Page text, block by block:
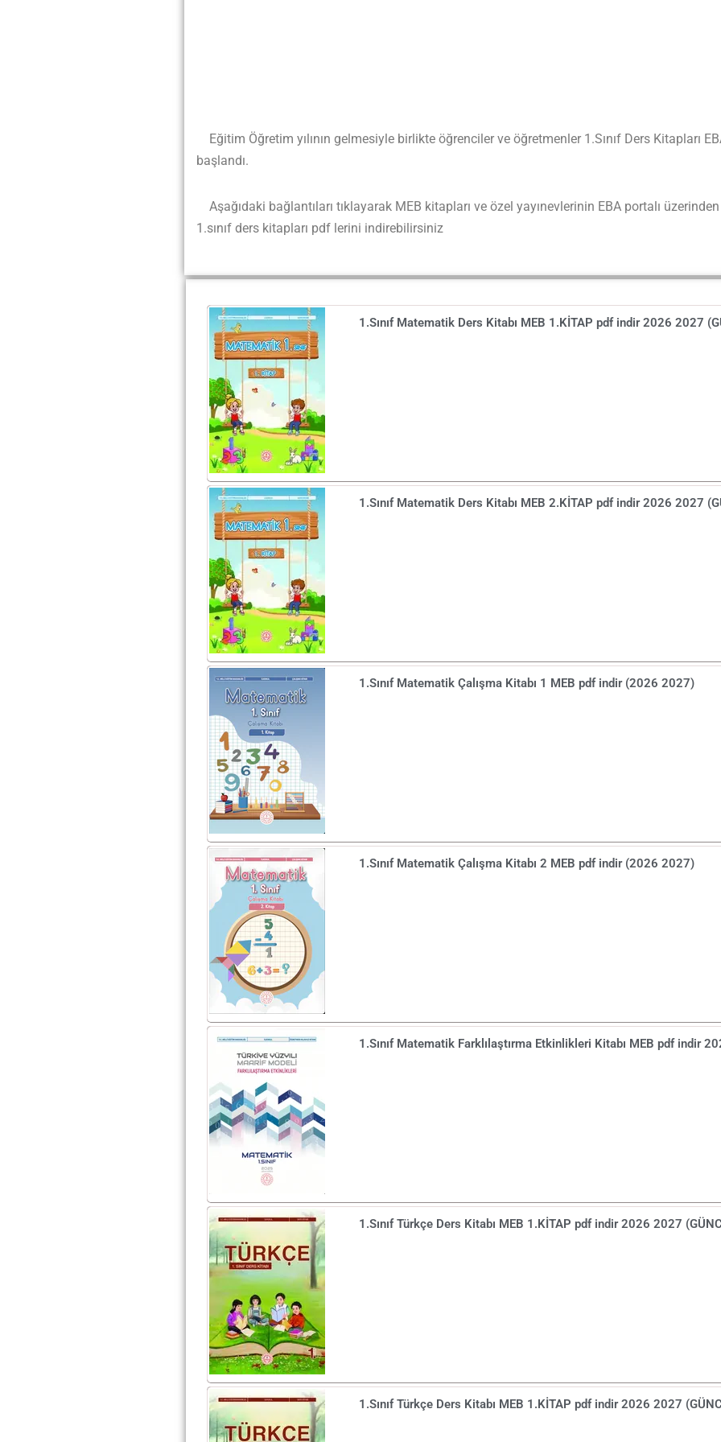
Eğitim Öğretim yılının gelmesiyle birlikte öğrenciler ve öğretmenler 1.Sınıf Ders Kitapları
başlandı.
Aşağıdaki bağlantıları tıklayarak MEB kitapları ve özel yayınevlerinin EBA portalı üzerinden
1.sınıf ders kitapları pdf lerini indirebilirsiniz
1.Sınıf Matematik Ders Kitabı MEB 1.KİTAP pdf indir 2026 2027
1.Sınıf Matematik Ders Kitabı MEB 2.KİTAP pdf indir 2026 2027
1.Sınıf Matematik Çalışma Kitabı 1 MEB pdf indir (2026 2027)
1.Sınıf Matematik Çalışma Kitabı 2 MEB pdf indir (2026 2027)
1.Sınıf Matematik Farklılaştırma Etkinlikleri Kitabı MEB pdf indir
1.Sınıf Türkçe Ders Kitabı MEB 1.KİTAP pdf indir 2026 2027
1.Sınıf Türkçe Ders Kitabı MEB 1.KİTAP pdf indir 2026 2027